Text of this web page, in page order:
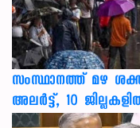
സംസ്ഥാനത്ത് മഴ
അലർട്ട്, 10